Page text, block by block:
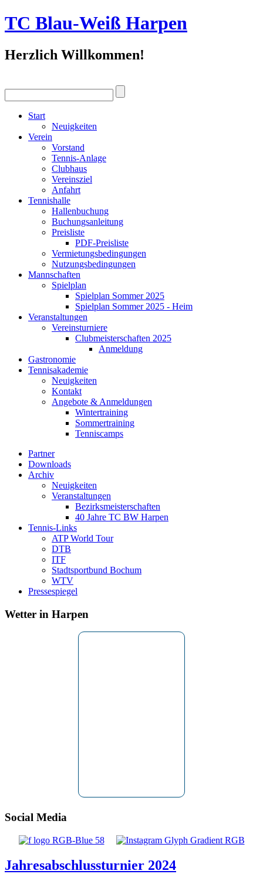
TC Blau-Weiß Harpen
Herzlich Willkommen!
Start
Neuigkeiten
Verein
Vorstand
Tennis-Anlage
Clubhaus
Vereinsziel
Anfahrt
Tennishalle
Hallenbuchung
Buchungsanleitung
Preisliste
PDF-Preisliste
Vermietungsbedingungen
Nutzungsbedingungen
Mannschaften
Spielplan
Spielplan Sommer 2025
Spielplan Sommer 2025 - Heim
Veranstaltungen
Vereinsturniere
Clubmeisterschaften 2025
Anmeldung
Gastronomie
Tennisakademie
Neuigkeiten
Kontakt
Angebote & Anmeldungen
Wintertraining
Sommertraining
Tenniscamps
Partner
Downloads
Archiv
Neuigkeiten
Veranstaltungen
Bezirksmeisterschaften
40 Jahre TC BW Harpen
Tennis-Links
ATP World Tour
DTB
ITF
Stadtsportbund Bochum
WTV
Pressespiegel
Wetter in Harpen
Social Media
Jahresabschlussturnier 2024